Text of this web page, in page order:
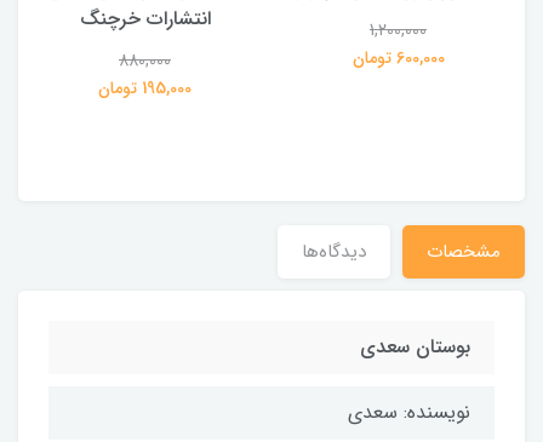
1,200,000
600,000 تومان
انتشارات خرچنگ
880,000
195,000 تومان
مشخصات دیدگاه‌ها
بوستان سعدی
نویسنده: سعدی